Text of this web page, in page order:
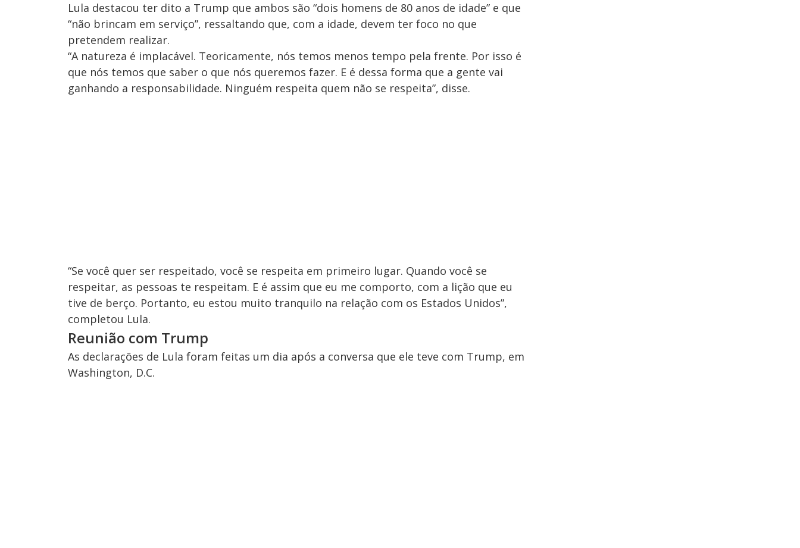
Lula destacou ter dito a Trump que ambos são “dois homens de 80 anos de idade” e que
“não brincam em serviço”, ressaltando que, com a idade, devem ter foco no que
pretendem realizar.
“A natureza é implacável. Teoricamente, nós temos menos tempo pela frente. Por isso é
que nós temos que saber o que nós queremos fazer. E é dessa forma que a gente vai
ganhando a responsabilidade. Ninguém respeita quem não se respeita”, disse.
“Se você quer ser respeitado, você se respeita em primeiro lugar. Quando você se
respeitar, as pessoas te respeitam. E é assim que eu me comporto, com a lição que eu
tive de berço. Portanto, eu estou muito tranquilo na relação com os Estados Unidos”,
completou Lula.
Reunião com Trump
As declarações de Lula foram feitas um dia após a conversa que ele teve com Trump, em
Washington, D.C.